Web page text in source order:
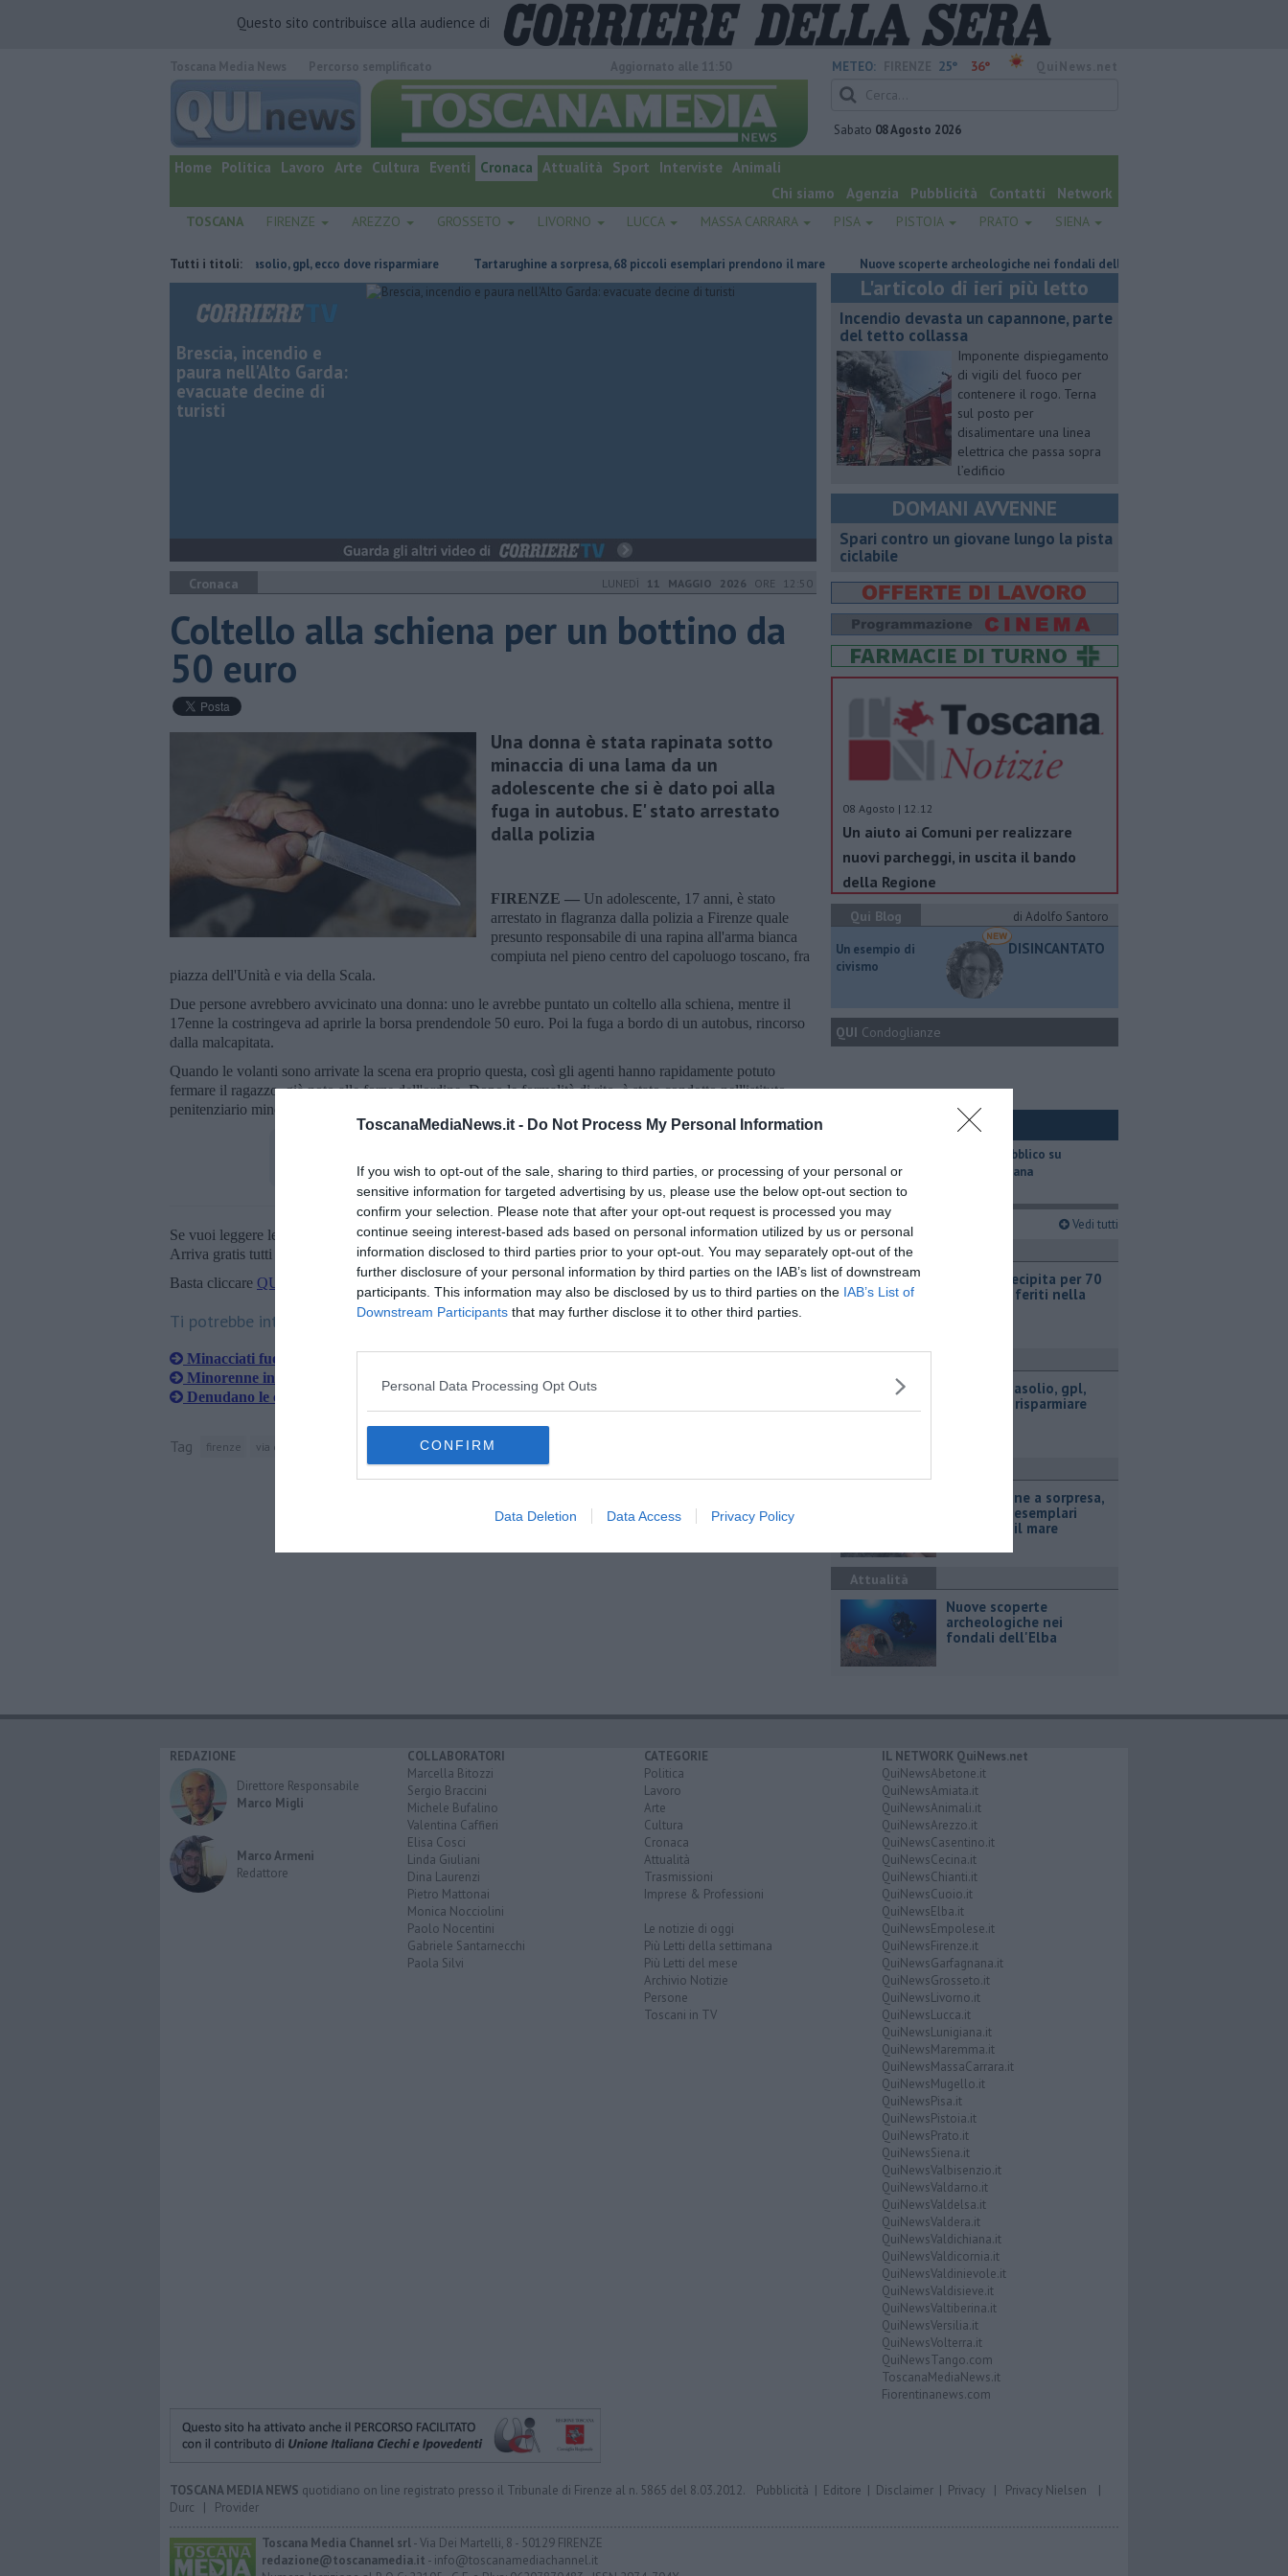
ToscanaMediaNews.it - Do Not Process My Personal Information
If you wish to opt-out of the sale, sharing to third parties, or processing of your personal or
sensitive information for targeted advertising by us, please use the below opt-out section to
confirm your selection. Please note that after your opt-out request is processed you may
continue seeing interest-based ads based on personal information utilized by us or personal
information disclosed to third parties prior to your opt-out. You may separately opt-out of the
further disclosure of your personal information by third parties on the IAB’s list of downstream
participants. This information may also be disclosed by us to third parties on the IAB’s List of
Downstream Participants that may further disclose it to other third parties.
Personal Data Processing Opt Outs
CONFIRM
Data Deletion Data Access Privacy Policy
Questo sito contribuisce alla audience di
quotidiano online.
METEO: 25° 36°
Sabato 08 Agosto 2026
Home Politica Lavoro Arte Cultura Eventi Cronaca Attualità Sport Interviste Animali
Chi siamo
Agenzia Pubblicità Contatti Network
TOSCANA FIRENZE AREZZO GROSSETO LIVORNO LUCCA MASSA CARRARA PISA PISTOIA PRATO SIENA
Tutti i titoli:
​Benzina, gasolio, gpl, ecco dove risparmiare Tartarughine a sorpresa, 68 piccoli esemplari prendono il mare Nuove scoperte archeologiche nei fondali dell'Elba
Brescia, incendio e
paura nell'Alto Garda:
evacuate decine di
turisti
Cronaca LUNEDÌ 11 MAGGIO 2026 ORE 12:50
Coltello alla schiena per un bottino da
50 euro
Una donna è stata rapinata sotto
minaccia di una lama da un
adolescente che si è dato poi alla
fuga in autobus. E' stato arrestato
dalla polizia
FIRENZE — Un adolescente, 17 anni, è stato
arrestato in flagranza dalla polizia a Firenze quale
presunto responsabile di una rapina all'arma bianca
compiuta nel pieno centro del capoluogo toscano, fra
piazza dell'Unità e via della Scala.
Due persone avrebbero avvicinato una donna: uno le avrebbe puntato un coltello alla schiena, mentre il
17enne la costringeva ad aprirle la borsa prendendole 50 euro. Poi la fuga a bordo di un autobus, rincorso
dalla malcapitata.
Quando le volanti sono arrivate la scena era proprio questa, così gli agenti hanno rapidamente potuto
fermare il ragazzo, già noto alle forze dell'ordine. Dopo le formalità di rito, è stato condotto nell'istituto
penitenziario minorile di Firenze.
Se vuoi leggere le notizie principali della Toscana iscriviti alla Newsletter QUInews - ToscanaMedia.
Arriva gratis tutti i giorni alle 20:00 direttamente nella tua casella di posta.
Basta cliccare QUI
Ti potrebbe interessare anche:
Minacciati fuori dalla discoteca con un coltello
Minorenne indagato per apologia antisemita
Denudano le compagne di scuola con l'Intelligenza artificiale
Tag firenze via della scala
L'articolo di ieri più letto
Incendio devasta un capannone, parte
del tetto collassa
Imponente dispiegamento
di vigili del fuoco per
contenere il rogo. Terna
sul posto per
disalimentare una linea
elettrica che passa sopra
l’edificio
DOMANI AVVENNE
Spari contro un giovane lungo la pista
ciclabile
08 Agosto | 12.12
Un aiuto ai Comuni per realizzare
nuovi parcheggi, in uscita il bando
della Regione
Qui Blog
di Adolfo Santoro
​Un esempio di
civismo
DISINCANTATO
QUI Condoglianze
​Il trasporto pubblico su
gomma in Toscana
Ultimi articoli Vedi tutti
Cronaca
Pick-up precipita per 70
metri, due feriti nella
​Benzina, gasolio, gpl,
ecco dove risparmiare
Tartarughine a sorpresa,
68 piccoli esemplari
prendono il mare
Attualità
Nuove scoperte
archeologiche nei
fondali dell'Elba
REDAZIONE
Direttore Responsabile
Marco Migli
Marco Armeni
Redattore
COLLABORATORI
Marcella Bitozzi
Sergio Braccini
Michele Bufalino
Valentina Caffieri
Elisa Cosci
Linda Giuliani
Dina Laurenzi
Pietro Mattonai
Monica Nocciolini
Paolo Nocentini
Gabriele Santarnecchi
Paola Silvi
CATEGORIE
Politica
Lavoro
Arte
Cultura
Cronaca
Attualità
Trasmissioni
Imprese & Professioni
Le notizie di oggi
Più Letti della settimana
Più Letti del mese
Archivio Notizie
Persone
Toscani in TV
IL NETWORK QuiNews.net
QuiNewsAbetone.it
QuiNewsAmiata.it
QuiNewsAnimali.it
QuiNewsArezzo.it
QuiNewsCasentino.it
QuiNewsCecina.it
QuiNewsChianti.it
QuiNewsCuoio.it
QuiNewsElba.it
QuiNewsEmpolese.it
QuiNewsFirenze.it
QuiNewsGarfagnana.it
QuiNewsGrosseto.it
QuiNewsLivorno.it
QuiNewsLucca.it
QuiNewsLunigiana.it
QuiNewsMaremma.it
QuiNewsMassaCarrara.it
QuiNewsMugello.it
QuiNewsPisa.it
QuiNewsPistoia.it
QuiNewsPrato.it
QuiNewsSiena.it
QuiNewsValbisenzio.it
QuiNewsValdarno.it
QuiNewsValdelsa.it
QuiNewsValdera.it
QuiNewsValdichiana.it
QuiNewsValdicornia.it
QuiNewsValdinievole.it
QuiNewsValdisieve.it
QuiNewsValtiberina.it
QuiNewsVersilia.it
QuiNewsVolterra.it
QuiNewsTango.com
ToscanaMediaNews.it
Fiorentinanews.com
TOSCANA MEDIA NEWS quotidiano on line registrato presso il Tribunale di Firenze al n. 5865 del 8.03.2012. Pubblicità | Editore | Disclaimer | Privacy | Privacy Nielsen |
Durc | Provider
Toscana Media Channel srl- Via Dei Martelli, 8 - 50129 FIRENZE
redazione@toscanamedia.it - info@toscanamediachannel.it